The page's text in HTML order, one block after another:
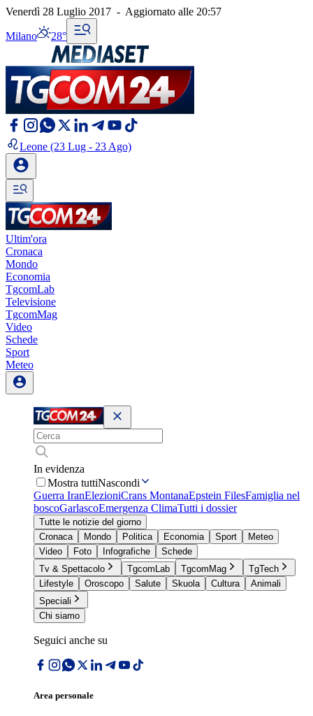
Venerdì 28 Luglio 2017 - Aggiornato alle 20:57
Milano 28°
Leone (23 Lug - 23 Ago)
Ultim'ora
Cronaca
Mondo
Economia
TgcomLab
Televisione
TgcomMag
Video
Schede
Sport
Meteo
In evidenza
Mostra tuttiNascondi
Guerra IranElezioniCrans MontanaEpstein FilesFamiglia nel
boscoGarlascoEmergenza ClimaTutti i dossier
Tutte le notizie del giorno
Cronaca
Mondo Politica Economia Sport
Meteo
Video
Foto Infografiche
Schede
Tv & Spettacolo
TgcomLab TgcomMag
TgTech
Lifestyle
Oroscopo Salute Skuola Cultura
Animali
Speciali
Chi siamo
Seguici anche su
Area personale